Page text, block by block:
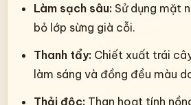
Làm sạch sâu: Sử dụng mặt
bỏ lớp sừng già cỗi.
Thanh tẩy: Chiết xuất trái
làm sáng và đồng đều màu
Thải độc: Than hoạt tính